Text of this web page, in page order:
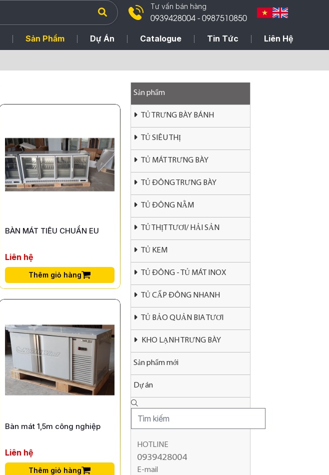
Tư vấn bán hàng
0939428004 - 0987510850
Sản Phẩm Dự Án Catalogue Tin Tức Liên Hệ
BÀN MÁT TIÊU CHUẨN EU
Liên hệ
Thêm giỏ hàng
Bàn mát 1,5m công nghiệp
Liên hệ
Thêm giỏ hàng
Sản phẩm
TỦ TRƯNG BÀY BÁNH
TỦ SIÊU THỊ
TỦ MÁT TRƯNG BÀY
TỦ ĐÔNG TRƯNG BÀY
TỦ ĐÔNG NẰM
TỦ THỊT TƯƠI/ HẢI SẢN
TỦ KEM
TỦ ĐÔNG - TỦ MÁT INOX
TỦ CẤP ĐÔNG NHANH
TỦ BẢO QUẢN BIA TƯƠI
KHO LẠNH TRƯNG BÀY
Sản phẩm mới
Dự án
HOTLINE
0939428004
E-mail